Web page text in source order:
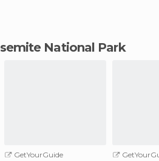
National Park
GetYourGuide